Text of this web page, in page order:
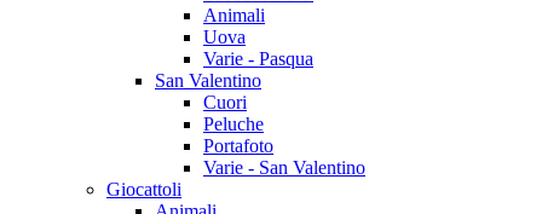
Animali
Uova
Varie - Pasqua
San Valentino
Cuori
Peluche
Portafoto
Varie - San Valentino
Giocattoli